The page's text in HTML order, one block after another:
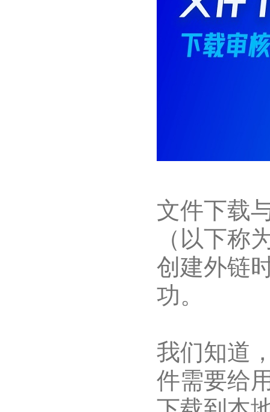
文件下载
（以下称
创建外链
功。
我们知道
件需要给